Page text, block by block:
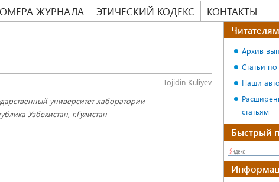
ЖУРНАЛА ЭТИЧЕСКИЙ КОДЕКС КОНТАКТЫ
Tojidin Kuliyev
университет лаборатории
Узбекистан, г.Гулистан
Читателям
Архив
Статьи
Наши
статьям
Быстрый